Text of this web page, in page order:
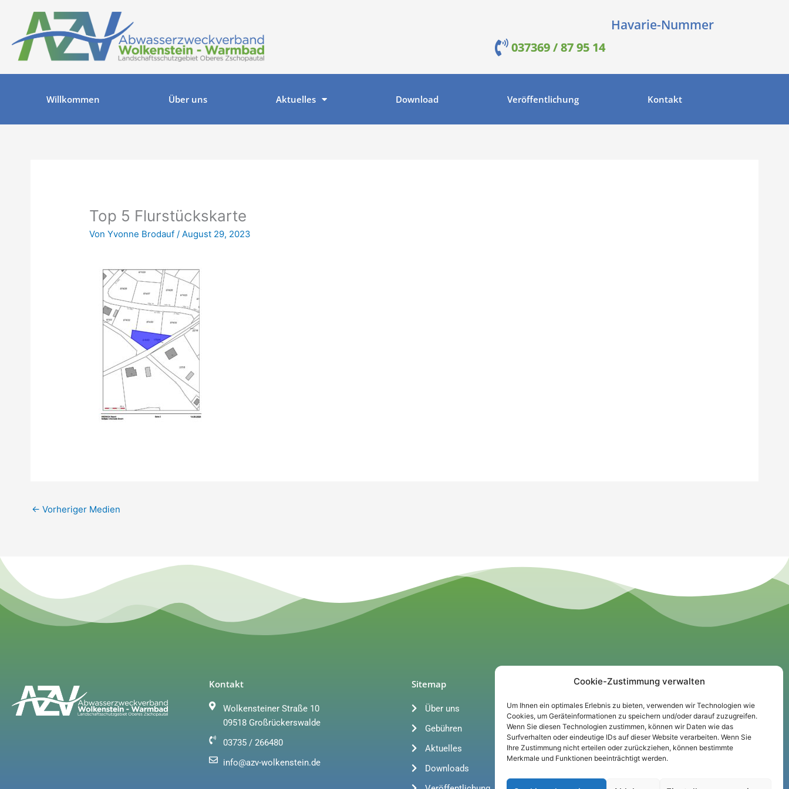
Cookie-Zustimmung verwalten
Um Ihnen ein optimales Erlebnis zu bieten, verwenden wir Technologien wie
Cookies, um Geräteinformationen zu speichern und/oder darauf zuzugreifen.
Wenn Sie diesen Technologien zustimmen, können wir Daten wie das
Surfverhalten oder eindeutige IDs auf dieser Website verarbeiten. Wenn Sie
Ihre Zustimmung nicht erteilen oder zurückziehen, können bestimmte
Merkmale und Funktionen beeinträchtigt werden.
springen
Havarie-Nummer
037369 / 87 95 14
Willkommen Über uns Aktuelles Download Veröffentlichung Kontakt
Top 5 Flurstückskarte
VonYvonne Brodauf/August 29, 2023
← Vorheriger Medien
Kontakt
Wolkensteiner Straße 10
09518 Großrückerswalde
03735 / 266480
info@azv-wolkenstein.de
Sitemap
Über uns
Gebühren
Aktuelles
Downloads
Informationen
Impressum
Datenschutz
Cookie-Richtlinie